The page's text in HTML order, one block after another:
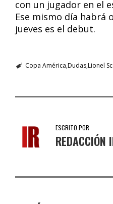
con un jugador en el
Ese mismo día habrá
jueves es el debut.
Copa América DudasLionel
ESCRITO POR
REDACCIÓN